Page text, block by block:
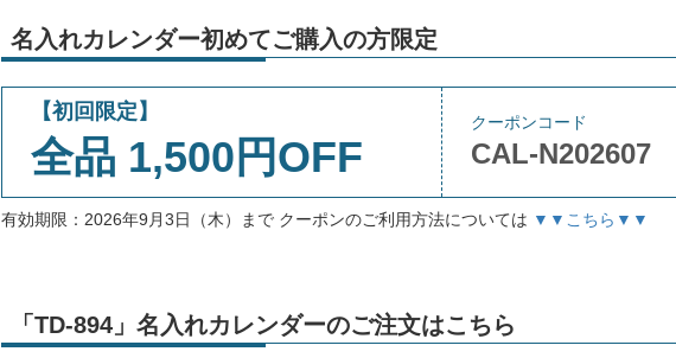
名入れカレンダー初めてご購入の方限定
【初回限定】
全品 1,500円OFF
クーポンコード
CAL-N202607
有効期限：2026年9月3日（木）まで クーポンのご利用方法については ▼▼こちら▼▼
「TD-894」名入れカレンダーのご注文はこちら